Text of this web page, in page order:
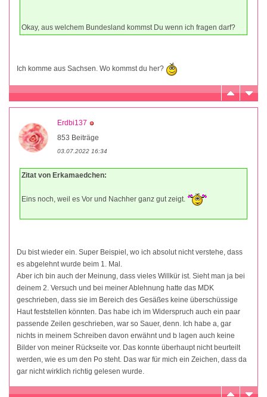
Okay, aus welchem Bundesland kommst Du wenn ich fragen darf?
Ich komme aus Sachsen. Wo kommst du her?
Erdbi137
853 Beiträge
03.07.2022 16:34
Zitat von Erkamaedchen:
Eins noch, weil es Vor und Nachher ganz gut zeigt.
Du bist wieder ein. Super Beispiel, wo ich absolut nicht verstehe, dass
es abgelehnt wurde beim 1. Mal.
Aber ich bin auch der Meinung, dass vieles Willkür ist. Sieht man ja bei
deinem 2. Versuch und bei meiner Ablehnung hatte das MDK
geschrieben, dass sie im Bereich des Gesäßes keine überschüssige
Haut feststellen könnten. Das habe ich im Widerspruch auch ein paar
passende Zeilen geschrieben, war so Sauer, denn. Ich habe a, gar
nichts in meinem Schreiben davon erwähnt und b lagen auch keine
Bilder von meiner Rückseite vor. Das konnte überhaupt nicht beurteilt
werden, wie es um den Po steht. Das war für mich ein Zeichen, dass da
gar nicht wirklich richtig gelesen wurde.